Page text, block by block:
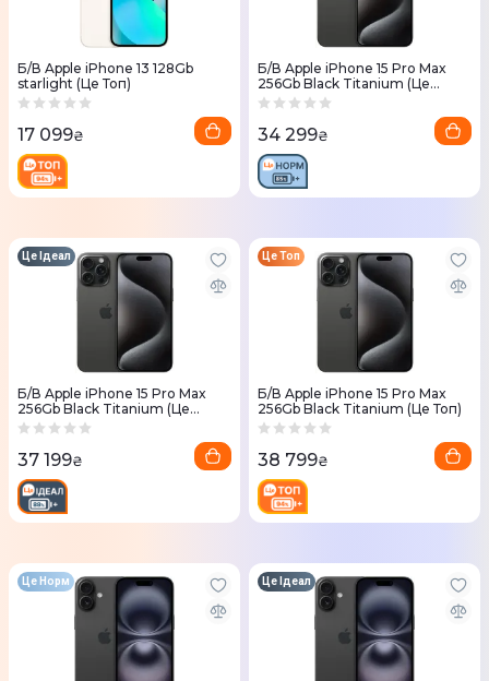
Б/В Apple iPhone 13 128Gb
starlight (Це Топ)
17 099₴
Б/В Apple iPhone 15 Pro Max
256Gb Black Titanium (Це
Норм)
34 299₴
Б/В Apple iPhone 15 Pro Max
256Gb Black Titanium (Це
Ідеал)
Це Ідеал
37 199₴
Б/В Apple iPhone 15 Pro Max
256Gb Black Titanium (Це Топ)
Це Топ
38 799₴
Це Норм Це Ідеал